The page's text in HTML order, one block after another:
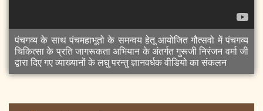
पंचगव्य के साथ पंचमहाभूतो के समन्वय हेतू आयोजित गौत्सवो में पंचगव्य
चिकित्सा के प्रति जागरूकता अभियान के अंतर्गत गुरूजी निरंजन वर्मा जी
द्वारा दिए गए व्याख्यानों के लघु परन्तु ज्ञानवर्धक वीडियो का संकलन